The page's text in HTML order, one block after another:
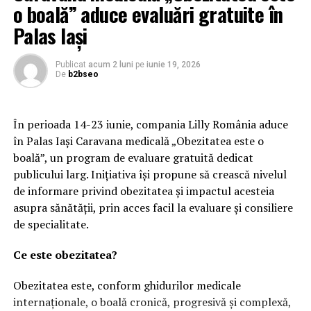
dezvaluite si de Observatorul Prahovean), fost
„Presedinte interimar PMP Ploiesti”, lidera
consilierilor județeni PMP Prahova, avocat, jurist la
Rompetrol, va rugam sa recititi articolul nostru:
„Limbaj necivilizat, obscen, trivial si vulgar utilizat
pentru membrii PMP Prahova (inclusiv pentru
de grup PMP in Consiliul Judetean Prahova,
Presedinte interimar PMP Ploiesti si Presedinte al
Comisiei Naționale de Arbitraj si Integritate a
PMP/Uneltele Catalinei Bozianu/ Inregistrari”,
precum si alte articole din arhiva ziarului pe aceeasi
tema.
Limbaj necivilizat, obscen,
trivial si vulgar utilizat
pentru membrii PMP
o boală” aduce evaluări gratuite în
Palas Iași
Publicat acum 2 luni pe iunie 19, 2026
De b2bseo
În perioada 14-23 iunie, compania Lilly România aduce
în Palas Iași Caravana medicală „Obezitatea este o
boală”, un program de evaluare gratuită dedicat
publicului larg. Inițiativa își propune să crească nivelul
de informare privind obezitatea și impactul acesteia
asupra sănătății, prin acces facil la evaluare și consiliere
de specialitate.
Ce este obezitatea?
Obezitatea este, conform ghidurilor medicale
internaționale, o boală cronică, progresivă și complexă,